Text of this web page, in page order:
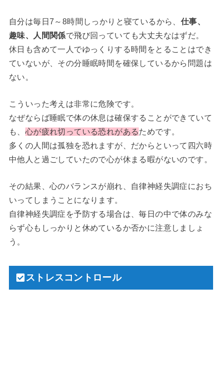
自分は毎日7～8時間しっかりと寝ているから、 仕事、
趣味、人間関係で飛び回っていても大丈夫なはずだ。
休日も含めて一人でゆっくりする時間をとることはでき
ていないが、その分睡眠時間を確保しているから問題は
ない。
こういった考えは非常に危険です。
なぜならば睡眠で体の休息は確保することができていて
も、 心が疲れ切っている恐れがあるためです。
多くの人間は孤独を恐れますが、だからといって四六時
中他人と過ごしていたので心が休まる暇がないのです。
その結果、心のバランスが崩れ、自律神経失調症におち
いってしまうことになります。
自律神経失調症を予防する場合は、毎日の中で体のみな
らず心もしっかりと休めているか否かに注意しましょ
う。
ストレスコントロール